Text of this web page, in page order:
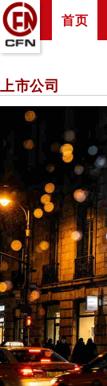
首页
上市公司